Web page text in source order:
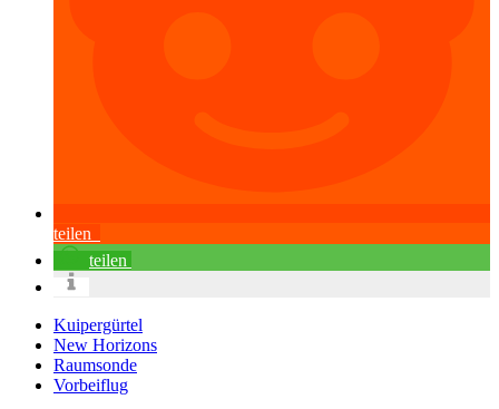
teilen
teilen
Kuipergürtel
New Horizons
Raumsonde
Vorbeiflug